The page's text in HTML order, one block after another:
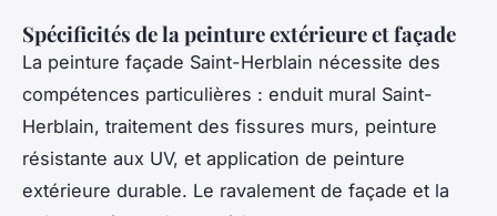
Spécificités de la peinture extérieure et façade
La peinture façade Saint-Herblain nécessite des
compétences particulières : enduit mural Saint-
Herblain, traitement des fissures murs, peinture
résistante aux UV, et application de peinture
extérieure durable. Le ravalement de façade et la